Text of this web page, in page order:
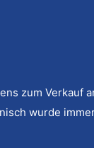
zum Verkauf
wurde